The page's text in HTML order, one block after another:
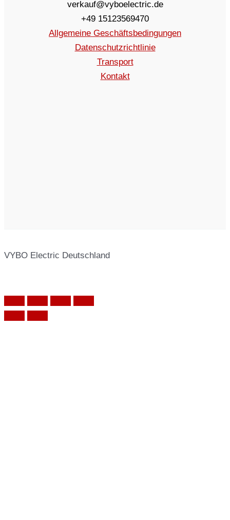
verkauf@vyboelectric.de
+49 15123569470
Allgemeine Geschäftsbedingungen
Datenschutzrichtlinie
Transport
Kontakt
VYBO Electric Deutschland